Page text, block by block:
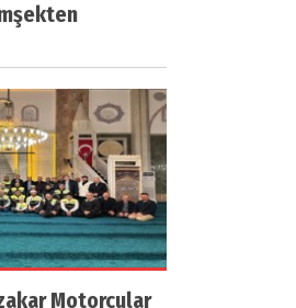
Motorcular